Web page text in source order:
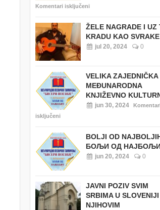
Komentari isključeni
ŽELE NAGRADE I UZ
KRADU KAO SVRAKE
jul 20, 2024 0
VELIKA ZAJEDNIČKA
MEĐUNARODNA
KNJIŽEVNO
jun 30, 2024
isključeni
BOLJI OD
БОЉИ ОД
jun 20, 2024 0
JAVNI POZIV SVIM
SRBIMA U SLOVENIJI
NJIHOVIM